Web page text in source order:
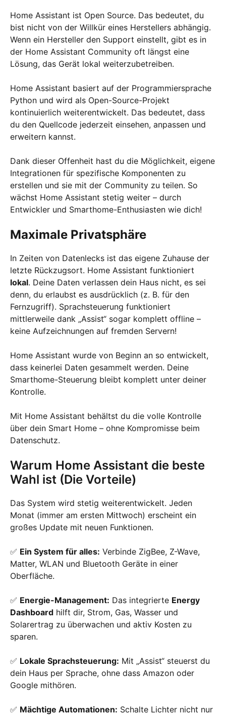
Home Assistant ist Open Source. Das bedeutet, du
bist nicht von der Willkür eines Herstellers abhängig.
Wenn ein Hersteller den Support einstellt, gibt es in
der Home Assistant Community oft längst eine
Lösung, das Gerät lokal weiterzubetreiben.
Home Assistant basiert auf der Programmiersprache
Python und wird als Open-Source-Projekt
kontinuierlich weiterentwickelt. Das bedeutet, dass
du den Quellcode jederzeit einsehen, anpassen und
erweitern kannst.
Dank dieser Offenheit hast du die Möglichkeit, eigene
Integrationen für spezifische Komponenten zu
erstellen und sie mit der Community zu teilen. So
wächst Home Assistant stetig weiter – durch
Entwickler und Smarthome-Enthusiasten wie dich!
Maximale Privatsphäre
In Zeiten von Datenlecks ist das eigene Zuhause der
letzte Rückzugsort. Home Assistant funktioniert
lokal. Deine Daten verlassen dein Haus nicht, es sei
denn, du erlaubst es ausdrücklich (z. B. für den
Fernzugriff). Sprachsteuerung funktioniert
mittlerweile dank „Assist“ sogar komplett offline –
keine Aufzeichnungen auf fremden Servern!
Home Assistant wurde von Beginn an so entwickelt,
dass keinerlei Daten gesammelt werden. Deine
Smarthome-Steuerung bleibt komplett unter deiner
Kontrolle.
Mit Home Assistant behältst du die volle Kontrolle
über dein Smart Home – ohne Kompromisse beim
Datenschutz.
Warum Home Assistant die beste
Wahl ist (Die Vorteile)
Das System wird stetig weiterentwickelt. Jeden
Monat (immer am ersten Mittwoch) erscheint ein
großes Update mit neuen Funktionen.
✅ Ein System für alles: Verbinde ZigBee, Z-Wave,
Matter, WLAN und Bluetooth Geräte in einer
Oberfläche.
✅ Energie-Management: Das integrierte Energy
Dashboard hilft dir, Strom, Gas, Wasser und
Solarertrag zu überwachen und aktiv Kosten zu
sparen.
✅ Lokale Sprachsteuerung: Mit „Assist“ steuerst du
dein Haus per Sprache, ohne dass Amazon oder
Google mithören.
✅ Mächtige Automationen: Schalte Lichter nicht nur